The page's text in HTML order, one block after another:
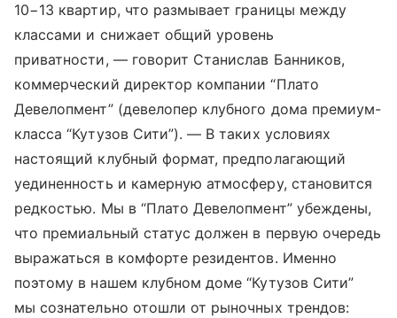
10−13 квартир, что размывает границы между
классами и снижает общий уровень
приватности, — говорит Станислав Банников,
коммерческий директор компании “Плато
Девелопмент” (девелопер клубного дома премиум-
класса “Кутузов Сити”). — В таких условиях
настоящий клубный формат, предполагающий
уединенность и камерную атмосферу, становится
редкостью. Мы в “Плато Девелопмент” убеждены,
что премиальный статус должен в первую очередь
выражаться в комфорте резидентов. Именно
поэтому в нашем клубном доме “Кутузов Сити”
мы сознательно отошли от рыночных трендов: